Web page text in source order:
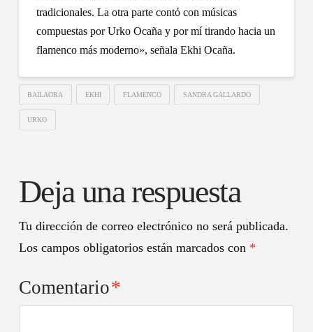
tradicionales. La otra parte contó con músicas
compuestas por Urko Ocaña y por mí tirando hacia un
flamenco más moderno», señala Ekhi Ocaña.
BAILAORA EKHI FLAMENCO SANDRA GALLARDO
URKO
Deja una respuesta
Tu dirección de correo electrónico no será publicada.
Los campos obligatorios están marcados con *
Comentario*